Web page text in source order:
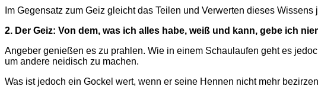
Im Gegensatz zum Geiz gleicht das Teilen und Verwerten dieses
2. Der Geiz: Von dem, was ich alles habe, weiß und kann, gebe ich
Angeber genießen es zu prahlen. Wie in einem Schaulaufen geht es
um andere neidisch zu machen.
Was ist jedoch ein Gockel wert, wenn er seine Hennen nicht mehr